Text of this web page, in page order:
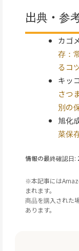
出典・参
カゴ
存：
るコ
キッ
さつ
別の
旭化
菜保
情報の最終確認日:
※本記事には
まれます。
商品を購入された
あります。